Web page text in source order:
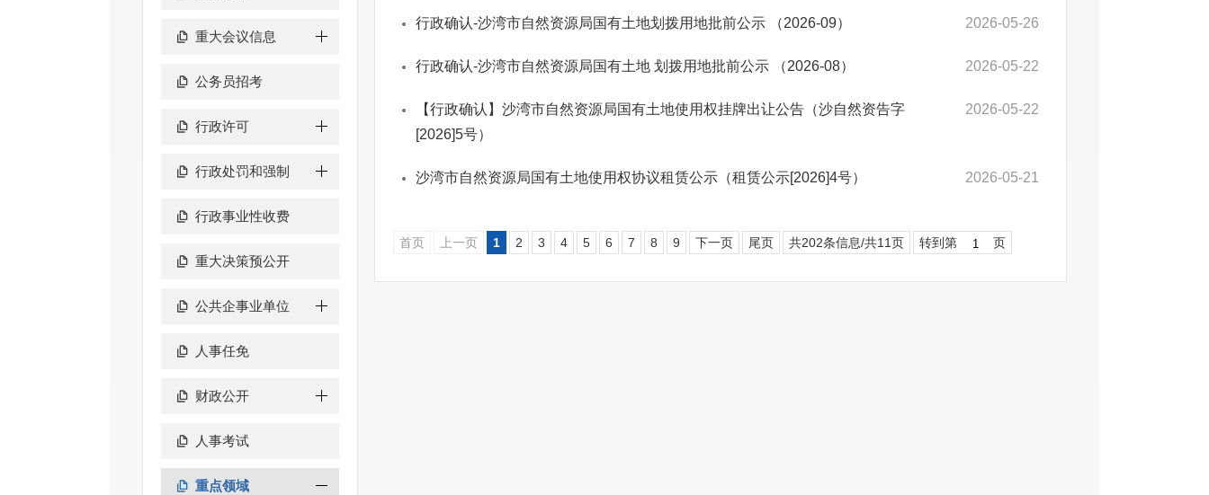
重大会议信息
公务员招考
行政许可
行政处罚和强制
行政事业性收费
重大决策预公开
公共企事业单位
人事任免
财政公开
人事考试
重点领域
2026-05-26
行政确认-沙湾市自然资源局国有土地划拨用地批前公示 （2026-09）
2026-05-22
行政确认-沙湾市自然资源局国有土地 划拨用地批前公示 （2026-08）
2026-05-22
【行政确认】沙湾市自然资源局国有土地使用权挂牌出让公告（沙自然资告字
[2026]5号）
2026-05-21
沙湾市自然资源局国有土地使用权协议租赁公示（租赁公示[2026]4号）
首页 上一页 1 2 3 4 5 6 7 8 9 下一页 尾页 共202条信息/共11页 转到第 页